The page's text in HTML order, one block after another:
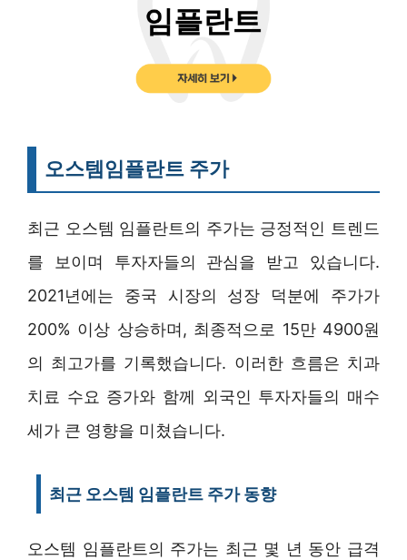
오스템임플란트 주가
최근 오스템 임플란트의 주가는 긍정적인 트렌드
를 보이며 투자자들의 관심을 받고 있습니다.
2021년에는 중국 시장의 성장 덕분에 주가가
200% 이상 상승하며, 최종적으로 15만 4900원
의 최고가를 기록했습니다. 이러한 흐름은 치과
치료 수요 증가와 함께 외국인 투자자들의 매수
세가 큰 영향을 미쳤습니다.
최근 오스템 임플란트 주가 동향
오스템 임플란트의 주가는 최근 몇 년 동안 급격